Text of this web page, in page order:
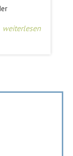
weiterlesen